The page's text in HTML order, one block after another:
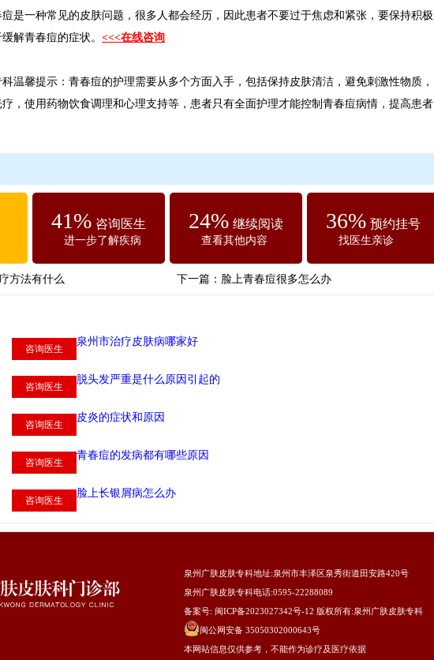
一种常见的皮肤问题，很多人都会经历，因此患者不要过于焦虑和紧张，要保持积极
解青春痘的症状。 <<<在线咨询
馨提示：青春痘的护理需要从多个方面入手，包括保持皮肤清洁，避免刺激性物质，
，使用药物饮食调理和心理支持等，患者只有全面护理才能控制青春痘病情，提高患者
41% 咨询医生
进一步了解疾病
24% 继续阅读
查看其他内容
36% 预约挂号
找医生亲诊
方法有什么 下一篇： 脸上青春痘很多怎么办
泉州市治疗皮肤病哪家好
咨询医生
脱头发严重是什么原因引起的
咨询医生
皮炎的症状和原因
咨询医生
青春痘的发病都有哪些原因
咨询医生
脸上长银屑病怎么办
咨询医生
泉州广肤皮肤专科地址:泉州市丰泽区泉秀街道田安路420号
泉州广肤皮肤专科电话:0595-22288089
备案号: 闽ICP备2023027342号-12 版权所有:泉州广肤皮肤专科
闽公网安备 35050302000643号
本网站信息仅供参考，不能作为诊疗及医疗依据